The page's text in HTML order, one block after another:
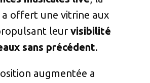
a offert une vitrine aux
leur visibilité
sans précédent.
augmentée a